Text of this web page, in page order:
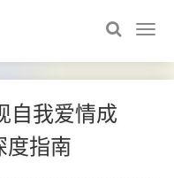
自我爱情成
度指南